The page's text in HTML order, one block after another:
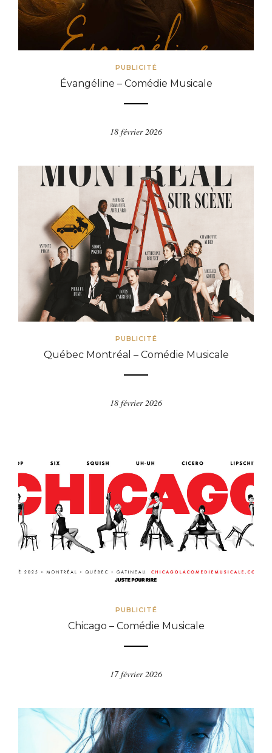
PUBLICITÉ
Évangéline – Comédie Musicale
18 février 2026
PUBLICITÉ
Québec Montréal – Comédie Musicale
18 février 2026
PUBLICITÉ
Chicago – Comédie Musicale
17 février 2026